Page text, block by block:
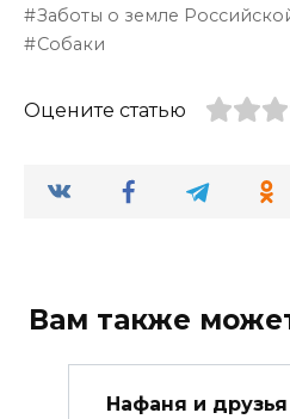
Заботы о земле
Собаки
Оцените статью
Вам также
Нафаня и